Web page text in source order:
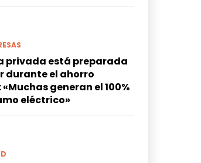
privada está preparada
durante el ahorro
generan el 100%
eléctrico»